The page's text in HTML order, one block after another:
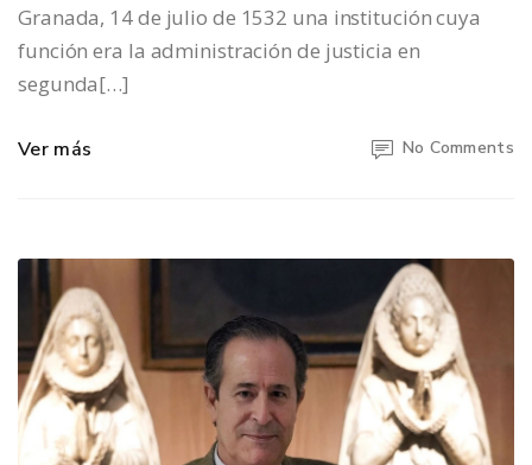
Granada, 14 de julio de 1532 una institución cuya
función era la administración de justicia en
segunda[…]
Ver más No Comments